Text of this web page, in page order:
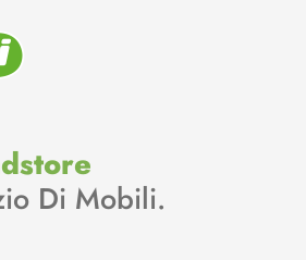
Di Mobili.